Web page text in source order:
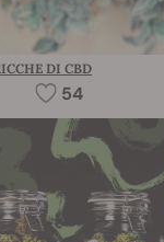
DI CBD
54